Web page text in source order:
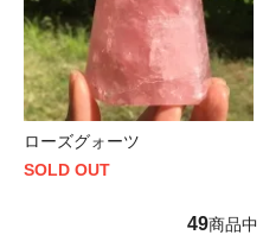
ローズグォーツ
SOLD OUT
49商品中